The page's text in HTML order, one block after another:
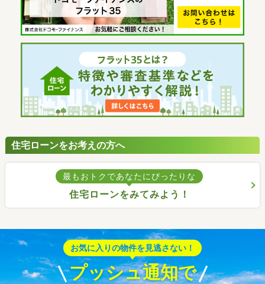
住宅ローンをお考えの方へ
最もおトクであなたにぴったりな
住宅ローンをみてみよう！
お気に入りの物件を見逃さない！
プッシュ通知で